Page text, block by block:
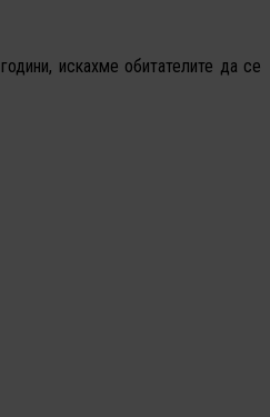
искахме обитателите да се